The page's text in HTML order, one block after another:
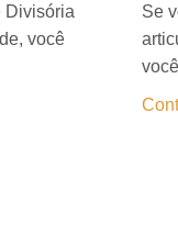
Divisória
você
Se